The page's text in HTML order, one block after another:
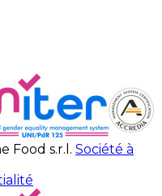
Food s.r.l. Société à